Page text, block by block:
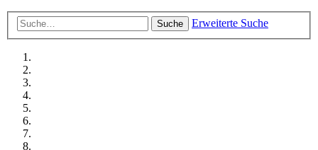
Suche Erweiterte Suche